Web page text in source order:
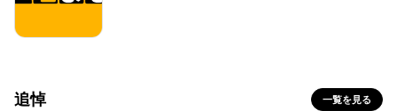
追悼 一覧を見る